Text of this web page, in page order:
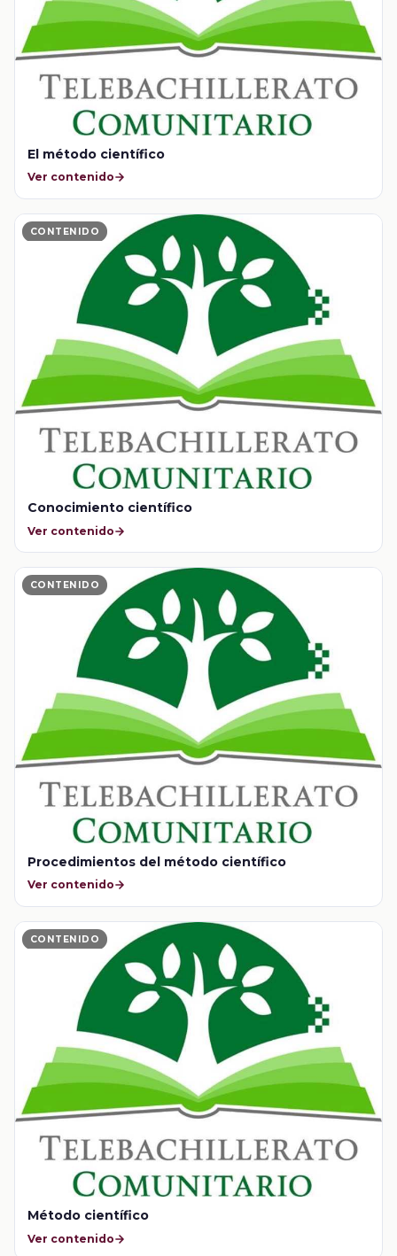
El método científico
Ver contenido
CONTENIDO
Conocimiento científico
Ver contenido
CONTENIDO
Procedimientos del método científico
Ver contenido
CONTENIDO
Método científico
Ver contenido